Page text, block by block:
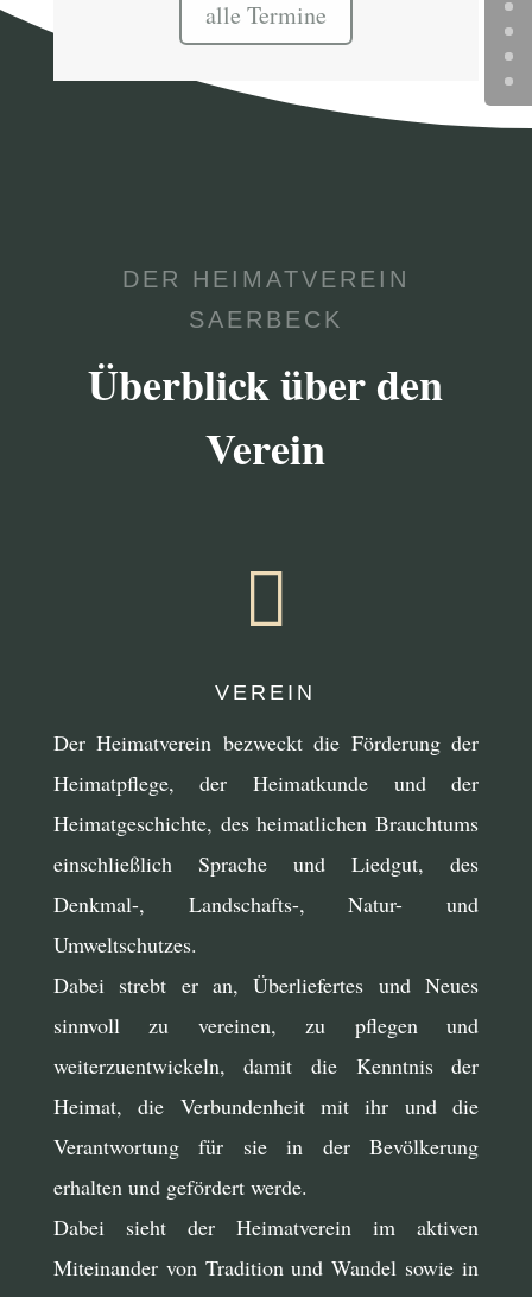
alle Termine
DER HEIMATVEREIN
SAERBECK
Überblick über den
Verein

VEREIN
Der Heimatverein bezweckt die Förderung der
Heimatpflege, der Heimatkunde und der
Heimatgeschichte, des heimatlichen Brauchtums
einschließlich Sprache und Liedgut, des
Denkmal-, Landschafts-, Natur- und
Umweltschutzes.
Dabei strebt er an, Überliefertes und Neues
sinnvoll zu vereinen, zu pflegen und
weiterzuentwickeln, damit die Kenntnis der
Heimat, die Verbundenheit mit ihr und die
Verantwortung für sie in der Bevölkerung
erhalten und gefördert werde.
Dabei sieht der Heimatverein im aktiven
Miteinander von Tradition und Wandel sowie in